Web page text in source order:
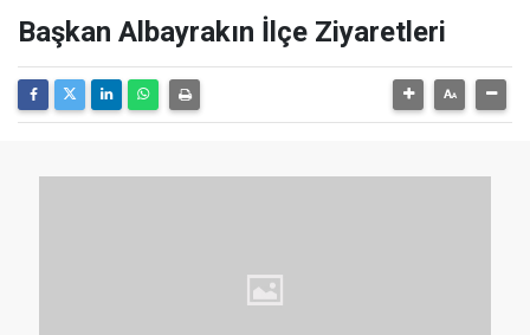
Başkan Albayrakın İlçe Ziyaretleri